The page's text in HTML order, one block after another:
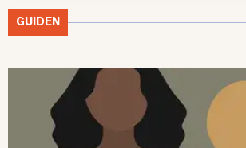
GUIDEN